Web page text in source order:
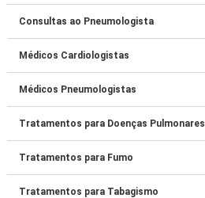
Consultas ao Pneumologista
Médicos Cardiologistas
Médicos Pneumologistas
Tratamentos para Doenças Pulmonares
Tratamentos para Fumo
Tratamentos para Tabagismo